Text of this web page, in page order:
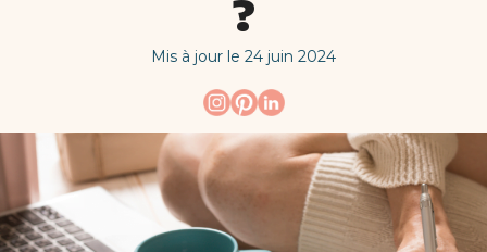
?
Mis à jour le 24 juin 2024